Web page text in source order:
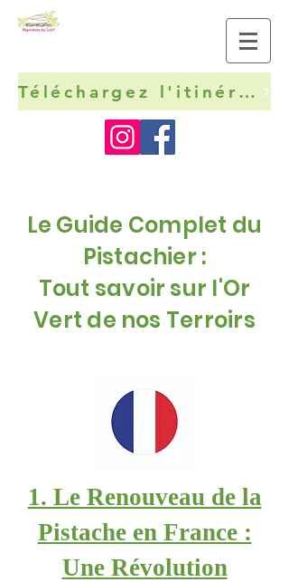
Téléchargez l'itinéraire technique de la pistache
Le Guide Complet du
Pistachier :
Tout savoir sur l'Or
Vert de nos Terroirs
1. Le Renouveau de la
Pistache en France :
Une Révolution